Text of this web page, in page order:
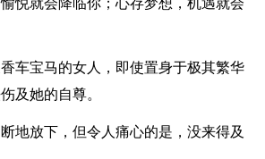
悦就会降临你；心存梦想，机遇就会
车宝马的女人，即使置身于极其繁华
及她的自尊。
地放下，但令人痛心的是，没来得及